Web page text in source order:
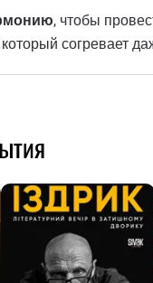
, чтобы
согревает